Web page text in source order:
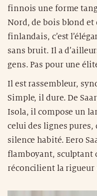
finnois une forme
Nord, de bois blond et
finlandais, c’est
sans bruit. Il a
gens. Pas pour une
Il est rassembleur,
Simple, il dure. De
Isola, il compose un
celui des lignes pures,
silence habité. Eero
flamboyant, sculptant
réconcilient la rigueur